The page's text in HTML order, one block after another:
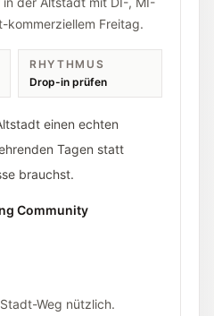
kommerziellem Freitag.
RHYTHMUS
Drop-in prüfen
einen echten
Tagen statt
brauchst.
Community
Weg nützlich.